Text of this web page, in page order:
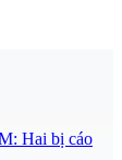
Hai bị cáo